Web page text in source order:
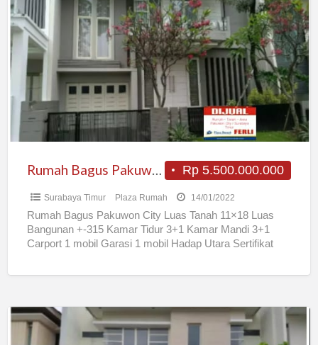
Bagus
Pakuwon
City
Rp 5.500.000.000
Rumah Bagus Pakuwon City
Surabaya Timur Plaza Rumah 14/01/2022
Rumah Bagus Pakuwon City Luas Tanah 11×18 Luas
Bangunan +-315 Kamar Tidur 3+1 Kamar Mandi 3+1
Carport 1 mobil Garasi 1 mobil Hadap Utara Sertifikat
Pakuwon
Second